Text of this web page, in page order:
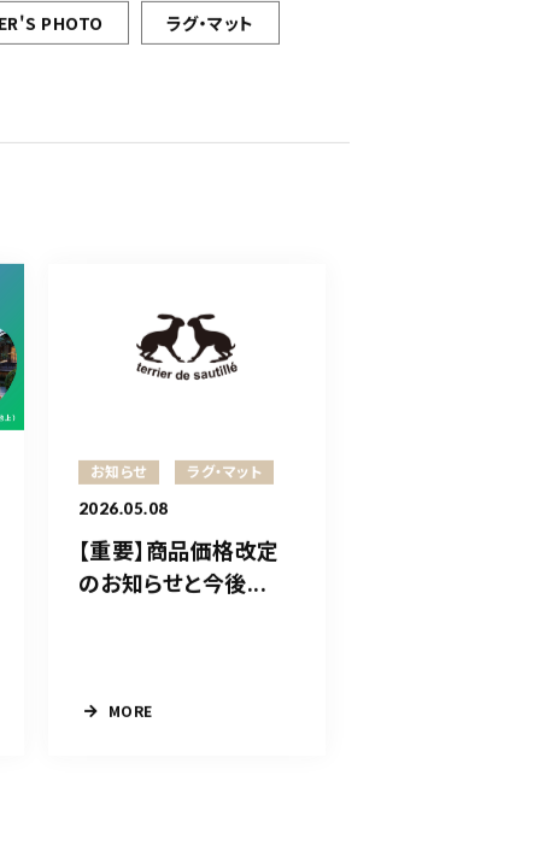
PHOTO ラグ・マット
お知らせ ラグ・マット
2026.05.08
【重要】商品価格改定
のお知らせと今後...
MORE